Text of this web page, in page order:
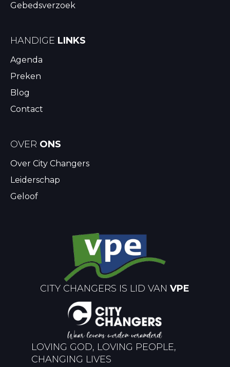
Gebedsverzoek
HANDIGE LINKS
Agenda
Preken
Blog
Contact
OVER ONS
Over City Changers
Leiderschap
Geloof
CITY CHANGERS IS LID VANVPE
LOVING GOD, LOVING PEOPLE,
CHANGING LIVES